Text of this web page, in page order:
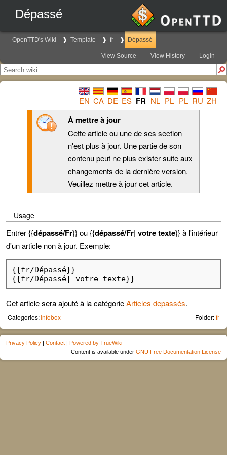
Dépassé
OpenTTD's Wiki Template fr Dépassé
View Source View History Login
EN CA DE ES FR NL PL PL RU ZH
À mettre à jour
Cette article ou une de ses section
n'est plus à jour. Une partie de son
contenu peut ne plus exister suite aux
changements de la dernière version.
Veuillez mettre à jour cet article.
Usage
Entrer {{dépassé/Fr}} ou {{dépassé/Fr| votre texte}} à l'intérieur
d'un article non à jour. Exemple:
{{fr/Dépassé}}
Cet article sera ajouté à la catégorieArticles depassés.
Categories:Infobox Folder:fr
Privacy Policy | Contact | Powered by TrueWiki
Content is available under GNU Free Documentation License